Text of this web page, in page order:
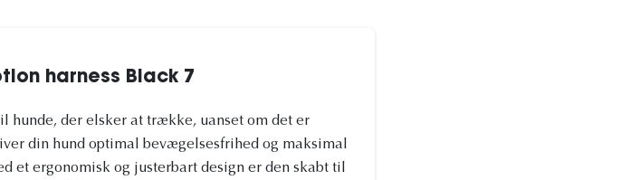
harness Black 7
hunde, der elsker at trække, uanset om det er
din hund optimal bevægelsesfrihed og maksimal
et ergonomisk og justerbart design er den skabt til